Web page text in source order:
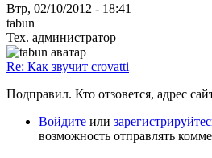
Втр, 02/10/2012 - 18:41
tabun
Тех. администратор
Re: Как звучит crovatti
Подправил. Кто отзовется, адрес
Войдите или
возможность отправлять